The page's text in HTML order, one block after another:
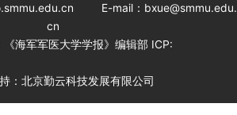
E-mail：bxue@smmu.edu.
cn
《海军军医大学学报》编辑部 ICP:
：北京勤云科技发展有限公司